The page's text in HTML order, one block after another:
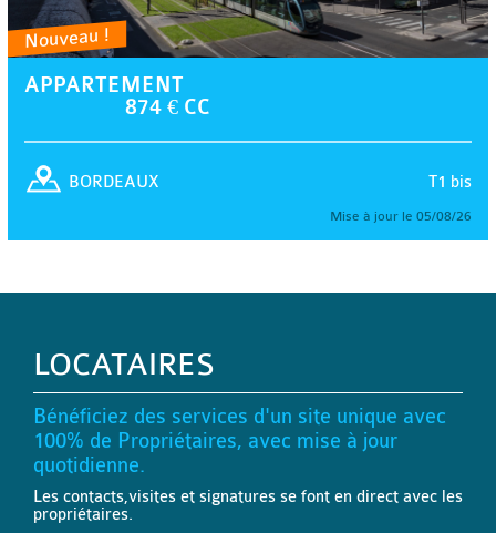
Nouveau !
APPARTEMENT
874 € CC
T1 bis
BORDEAUX
Mise à jour le 05/08/26
LOCATAIRES
Bénéficiez des services d'un site unique avec
100% de Propriétaires, avec mise à jour
quotidienne.
Les contacts,visites et signatures se font en direct avec les
propriétaires.